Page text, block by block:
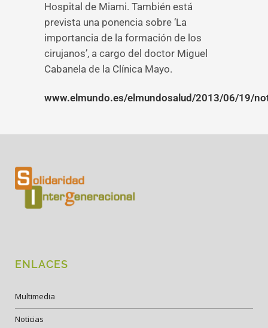
Hospital de Miami. También está
prevista una ponencia sobre ‘La
importancia de la formación de los
cirujanos’, a cargo del doctor Miguel
Cabanela de la Clínica Mayo.
www.elmundo.es/elmundosalud/2013/06/19/
ENLACES
Multimedia
Noticias